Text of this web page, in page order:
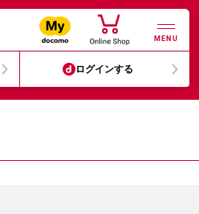
MENU
ログインする